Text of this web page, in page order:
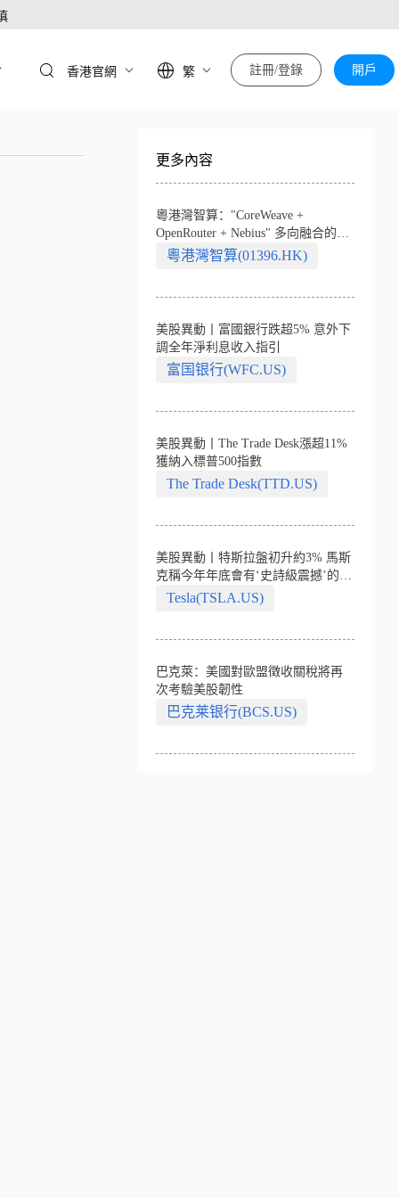
香港官網 繁 註冊/登錄 開戶
更多內容
粵港灣智算："CoreWeave +
OpenRouter + Nebius" 多向融合的中
國智算新範式
粵港灣智算(01396.HK)
美股異動丨富國銀行跌超5% 意外下
調全年淨利息收入指引
富国银行(WFC.US)
美股異動丨The Trade Desk漲超11%
獲納入標普500指數
The Trade Desk(TTD.US)
美股異動丨特斯拉盤初升約3% 馬斯
克稱今年年底會有‘史詩級震撼’的演
示Tesla(TSLA.US)
巴克萊：美國對歐盟徵收關稅將再
次考驗美股韌性
巴克莱银行(BCS.US)